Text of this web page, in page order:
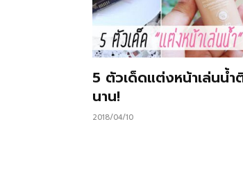
5 ตัวเด็ดแต่งหน้าเล่นน้
นาน!
2018/04/10